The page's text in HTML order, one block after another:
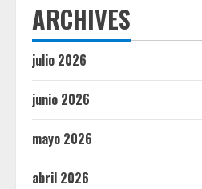
ARCHIVES
julio 2026
junio 2026
mayo 2026
abril 2026